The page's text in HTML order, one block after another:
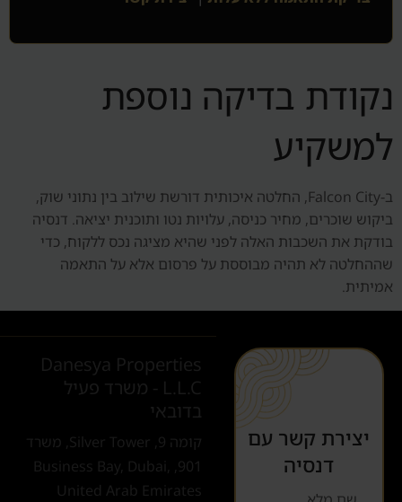
נקודת בדיקה נוספת
למשקיע
ב-Falcon City, החלטה איכותית דורשת שילוב בין נתוני שוק,
ביקוש שוכרים, מחיר כניסה, עלויות נטו ותוכנית יציאה. דנסיה
בודקת את השכבות האלה לפני שהיא מציגה נכס ללקוח, כדי
שההחלטה לא תהיה מבוססת על פרסום אלא על התאמה
אמיתית.
יצירת קשר עם
דנסיה
Danesya Properties
L.L.C - משרד פעיל
בדובאי
קומה 9, Silver Tower, משרד
901, Business Bay, Dubai,
United Arab Emirates